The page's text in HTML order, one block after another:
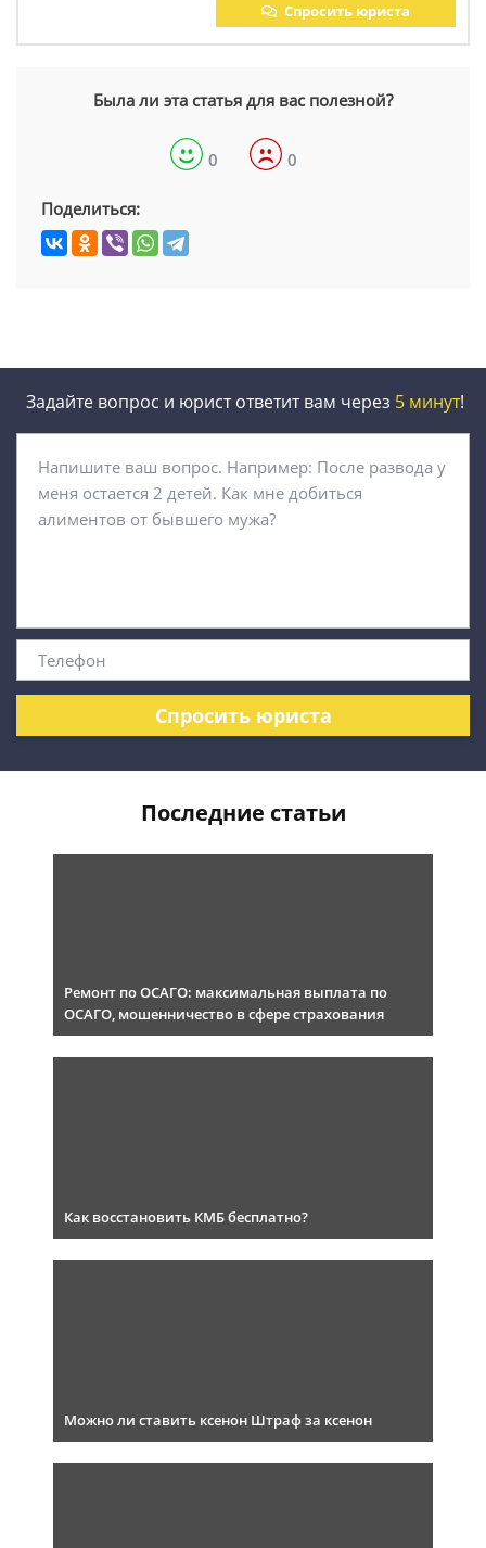
Спросить юриста
Была ли эта статья для вас полезной?
0 0
Поделиться:
Задайте вопрос и юрист ответит вам через 5 минут!
Спросить юриста
Последние статьи
Ремонт по ОСАГО: максимальная выплата по
ОСАГО, мошенничество в сфере страхования
Как восстановить КМБ бесплатно?
Можно ли ставить ксенон Штраф за ксенон